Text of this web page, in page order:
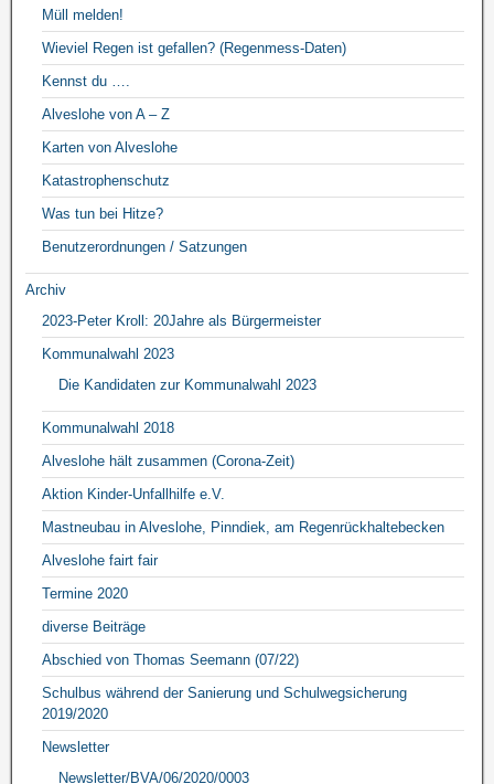
Müll melden!
Wieviel Regen ist gefallen? (Regenmess-Daten)
Kennst du ….
Alveslohe von A – Z
Karten von Alveslohe
Katastrophenschutz
Was tun bei Hitze?
Benutzerordnungen / Satzungen
Archiv
2023-Peter Kroll: 20Jahre als Bürgermeister
Kommunalwahl 2023
Die Kandidaten zur Kommunalwahl 2023
Kommunalwahl 2018
Alveslohe hält zusammen (Corona-Zeit)
Aktion Kinder-Unfallhilfe e.V.
Mastneubau in Alveslohe, Pinndiek, am Regenrückhaltebecken
Alveslohe fairt fair
Termine 2020
diverse Beiträge
Abschied von Thomas Seemann (07/22)
Schulbus während der Sanierung und Schulwegsicherung
2019/2020
Newsletter
Newsletter/BVA/06/2020/0003